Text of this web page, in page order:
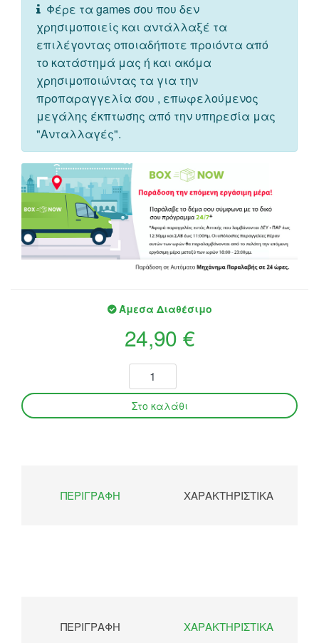
Φέρε τα games σου που δεν
χρησιμοποιείς και αντάλλαξέ τα
επιλέγοντας οποιαδήποτε προιόντα από
το κατάστημά μας ή και ακόμα
χρησιμοποιώντας τα για την
προπαραγγελία σου , επωφελούμενος
μεγάλης έκπτωσης από την υπηρεσία μας
"Ανταλλαγές".
Άμεσα Διαθέσιμο
24,90 €
ΠΕΡΙΓΡΑΦΉ ΧΑΡΑΚΤΗΡΙΣΤΙΚΆ
ΠΕΡΙΓΡΑΦΉ ΧΑΡΑΚΤΗΡΙΣΤΙΚΆ